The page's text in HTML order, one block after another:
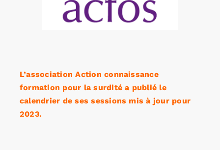
L’association Action connaissance
formation pour la surdité a publié le
calendrier de ses sessions mis à jour pour
2023.